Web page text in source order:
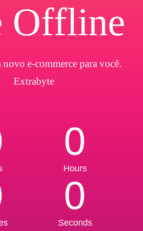
Offline
e-commerce para você.
Extrabyte
0
Hours
0
Seconds